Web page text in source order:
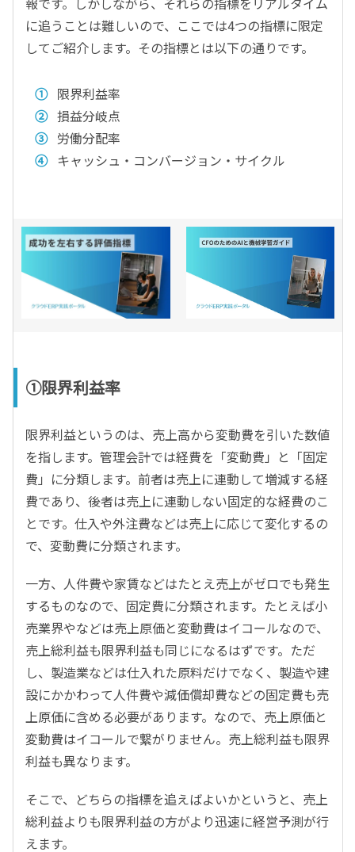
に追うことは難しいので、ここでは4つの指標に限定
してご紹介します。その指標とは以下の通りです。
限界利益率
損益分岐点
労働分配率
キャッシュ・コンバージョン・サイクル
①限界利益率
限界利益というのは、売上高から変動費を引いた数値
を指します。管理会計では経費を「変動費」と「固定
費」に分類します。前者は売上に連動して増減する経
費であり、後者は売上に連動しない固定的な経費のこ
とです。仕入や外注費などは売上に応じて変化するの
で、変動費に分類されます。
一方、人件費や家賃などはたとえ売上がゼロでも発生
するものなので、固定費に分類されます。たとえば小
売業界やなどは売上原価と変動費はイコールなので、
売上総利益も限界利益も同じになるはずです。ただ
し、製造業などは仕入れた原料だけでなく、製造や建
設にかかわって人件費や減価償却費などの固定費も売
上原価に含める必要があります。なので、売上原価と
変動費はイコールで繋がりません。売上総利益も限界
利益も異なります。
そこで、どちらの指標を追えばよいかというと、売上
総利益よりも限界利益の方がより迅速に経営予測が行
えます。